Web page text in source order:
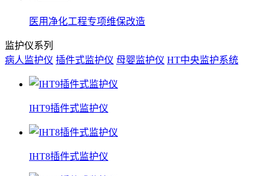
医用净化工程专项维保改造
监护仪系列
病人监护仪 插件式监护仪 母婴监护仪 HT中央监护系统
IHT9插件式监护仪
IHT8插件式监护仪